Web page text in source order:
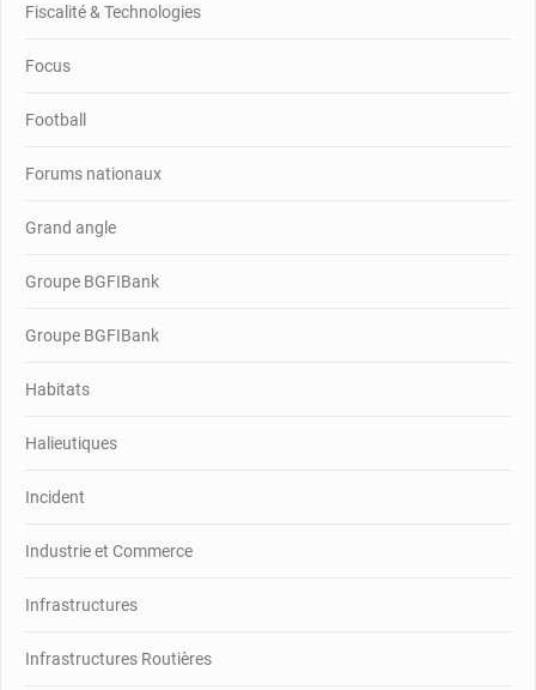
Fiscalité & Technologies
Focus
Football
Forums nationaux
Grand angle
Groupe BGFIBank
Groupe BGFIBank
Habitats
Halieutiques
Incident
Industrie et Commerce
Infrastructures
Infrastructures Routières